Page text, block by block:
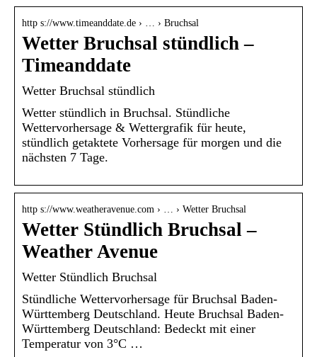
http s://www.timeanddate.de › … › Bruchsal
Wetter Bruchsal stündlich –
Timeanddate
Wetter Bruchsal stündlich
Wetter stündlich in Bruchsal. Stündliche
Wettervorhersage & Wettergrafik für heute,
stündlich getaktete Vorhersage für morgen und die
nächsten 7 Tage.
http s://www.weatheravenue.com › … › Wetter Bruchsal
Wetter Stündlich Bruchsal –
Weather Avenue
Wetter Stündlich Bruchsal
Stündliche Wettervorhersage für Bruchsal Baden-
Württemberg Deutschland. Heute Bruchsal Baden-
Württemberg Deutschland: Bedeckt mit einer
Temperatur von 3°C …